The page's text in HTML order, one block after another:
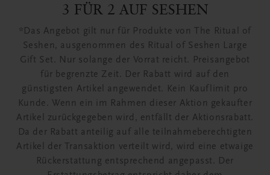
3 FÜR 2 AUF SESHEN
*Das Angebot gilt nur für Produkte von The Ritual of
Seshen, ausgenommen des Ritual of Seshen Large
Gift Set. Nur solange der Vorrat reicht. Preisangebot
für begrenzte Zeit. Der Rabatt wird auf den
günstigsten Artikel angewendet. Kein Kauflimit pro
Kunde. Wenn ein im Rahmen dieser Aktion gekaufter
Artikel zurückgegeben wird, entfällt der Aktionsrabatt.
Da der Rabatt anteilig auf alle teilnahmeberechtigten
Artikel der Transaktion verteilt wird, wird eine etwaige
Rückerstattung entsprechend angepasst. Der